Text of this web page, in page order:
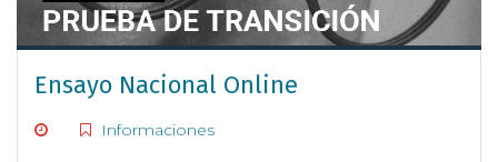
Ensayo Nacional Online
Informaciones